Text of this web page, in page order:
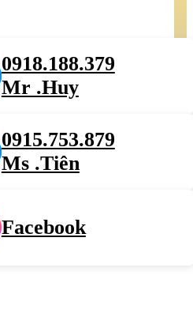
0918.188.379
Mr .Huy
0915.753.879
Ms .Tiên
Facebook